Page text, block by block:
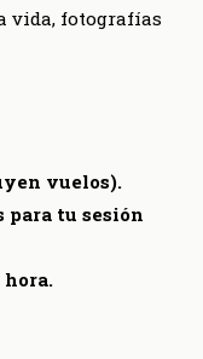
vida, fotografías
vuelos).
para tu sesión
hora.